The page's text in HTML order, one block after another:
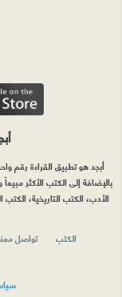
أبجد هو تطبيق القراءة رقم
بالإضافة إلى الكتب الأكثر
الأدب، الكتب التاريخية،
الكتب
تواصل